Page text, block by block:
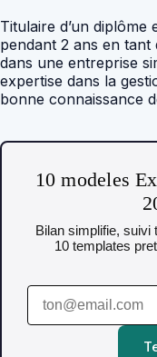
Titulaire d’un
pendant 2 ans en tant
dans une entreprise
expertise dans la
bonne connaissance
10 modeles
Bilan simplifie, suivi
10 templates